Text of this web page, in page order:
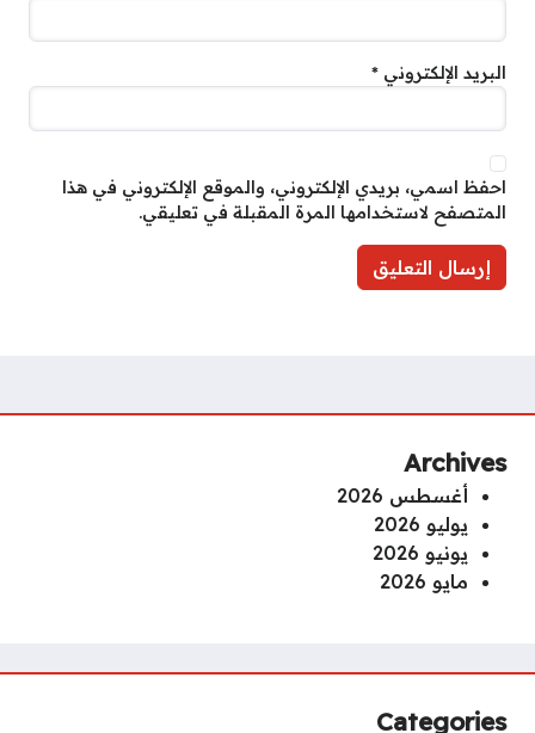
البريد الإلكتروني *
احفظ اسمي، بريدي الإلكتروني، والموقع الإلكتروني في هذا
المتصفح لاستخدامها المرة المقبلة في تعليقي.
Archives
أغسطس 2026
يوليو 2026
يونيو 2026
مايو 2026
Categories